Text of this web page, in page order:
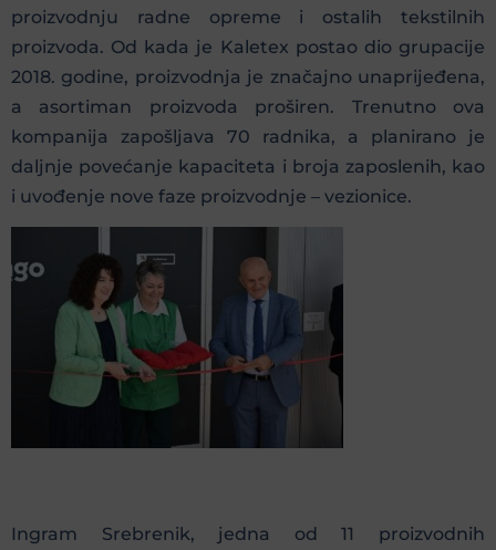
proizvodnju radne opreme i ostalih tekstilnih
proizvoda. Od kada je Kaletex postao dio grupacije
2018. godine, proizvodnja je značajno unaprijeđena,
a asortiman proizvoda proširen. Trenutno ova
kompanija zapošljava 70 radnika, a planirano je
daljnje povećanje kapaciteta i broja zaposlenih, kao
i uvođenje nove faze proizvodnje – vezionice.
Ingram Srebrenik, jedna od 11 proizvodnih